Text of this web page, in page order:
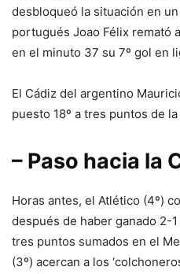
desbloqueó la situación en
portugués Joao Félix remató
en el minuto 37 su 7º gol en
El Cádiz del argentino
puesto 18º a tres puntos de
– Paso hacia la
Horas antes, el Atlético (4º)
después de haber ganado 2-
tres puntos sumados en el
(3º) acercan a los